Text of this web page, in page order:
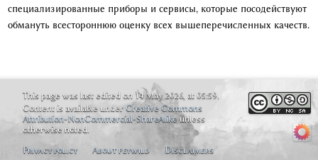
специализированные приборы и сервисы, которые посодействуют
обмануть всестороннюю оценку всех вышеперечисленных качеств.
This page was last edited on 14 May 2026, at 05:59.
Content is available underCreative Commons
Attribution-NonCommercial-ShareAlike unless
otherwise noted.
Privacy policy
About feywild Disclaimers